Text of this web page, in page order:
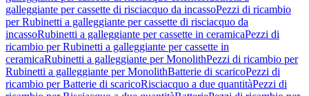
galleggiante per cassette di risciacquo da incassoPezzi di ricambio
per Rubinetti a galleggiante per cassette di risciacquo da
incassoRubinetti a galleggiante per cassette in ceramicaPezzi di
ricambio per Rubinetti a galleggiante per cassette in
ceramicaRubinetti a galleggiante per MonolithPezzi di ricambio per
Rubinetti a galleggiante per MonolithBatterie di scaricoPezzi di
ricambio per Batterie di scaricoRisciacquo a due quantitàPezzi di